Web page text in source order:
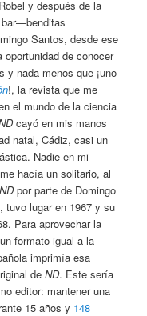
y después de la
bar—benditas
Santos, desde ese
de conocer
y nada menos que ¡uno
!, la revista que me
el mundo de la ciencia
cayó en mis manos
natal, Cádiz, casi un
Nadie en mi
hacía un solitario, al
NDpor parte de Domingo
tuvo lugar en 1967 y su
Para aprovechar la
formato igual a la
imprimía esa
deND. Este sería
editor: mantener una
15 años y 148